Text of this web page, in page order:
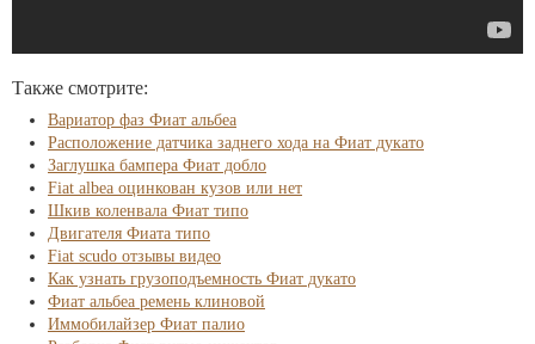
Также смотрите:
Вариатор фаз Фиат альбеа
Расположение датчика заднего хода на Фиат дукато
Заглушка бампера Фиат добло
Fiat albea оцинкован кузов или нет
Шкив коленвала Фиат типо
Двигателя Фиата типо
Fiat scudo отзывы видео
Как узнать грузоподъемность Фиат дукато
Фиат альбеа ремень клиновой
Иммобилайзер Фиат палио